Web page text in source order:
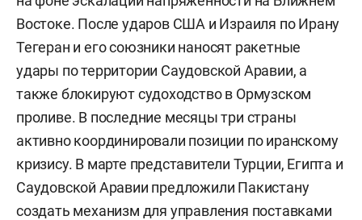
Востоке. После ударов США и Израиля по Ирану
Тегеран и его союзники наносят ракетные
удары по территории Саудовской Аравии, а
также блокируют судоходство в Ормузском
проливе. В последние месяцы три страны
активно координировали позиции по иранскому
кризису. В марте представители Турции, Египта и
Саудовской Аравии предложили Пакистану
создать механизм для управления поставками